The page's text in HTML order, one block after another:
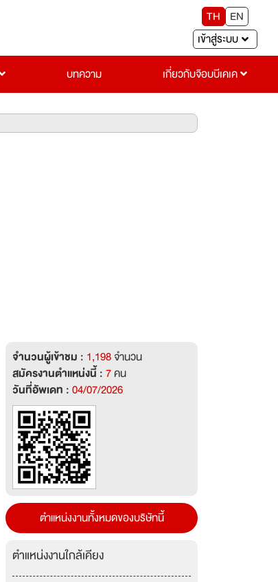
TH
EN
เข้าสู่ระบบ
บทความ เกี่ยวกับจ๊อบบีเคเค
จำนวนผู้เข้าชม : 1,198จำนวน
สมัครงานตำแหน่งนี้ :7คน
วันที่อัพเดท :04/07/2026
ตำแหน่งงานทั้งหมดของบริษัทนี้
ตำแหน่งงานใกล้เคียง